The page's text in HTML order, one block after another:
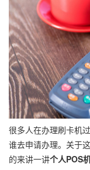
很多人在办理刷卡机
谁去申请办理。关于
的来讲一讲个人POS